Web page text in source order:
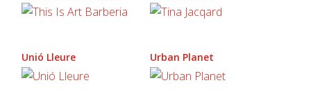
Unió Lleure Urban Planet